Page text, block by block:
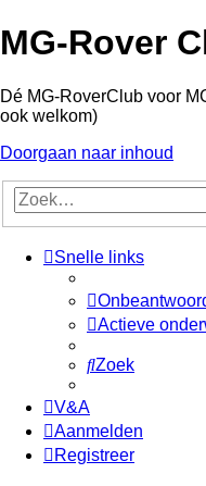
MG-Rover
Dé MG-RoverClub voor
ook welkom)
Doorgaan naar inhoud
Snelle links
Actieve
Zoek
V&A
Aanmelden
Registreer